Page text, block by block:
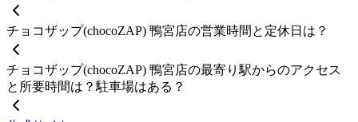
チョコザップ(chocoZAP) 鴨宮店の営業時間と定休日は？
チョコザップ(chocoZAP) 鴨宮店の最寄り駅からのアクセス
と所要時間は？駐車場はある？